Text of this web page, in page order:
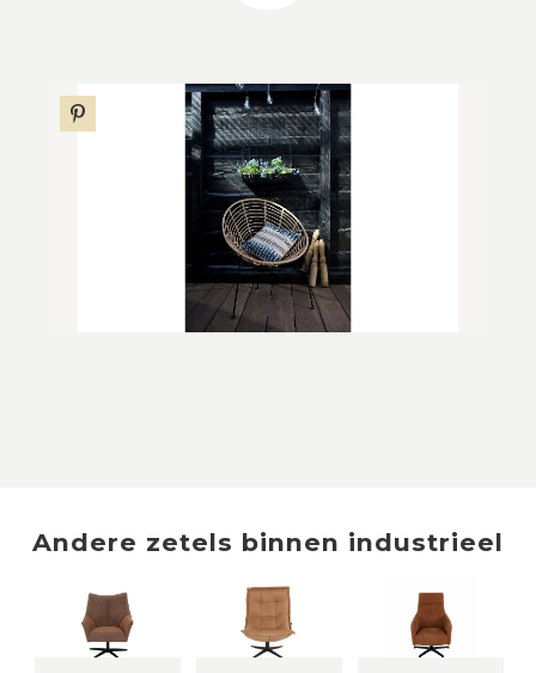
Andere zetels binnen industrieel